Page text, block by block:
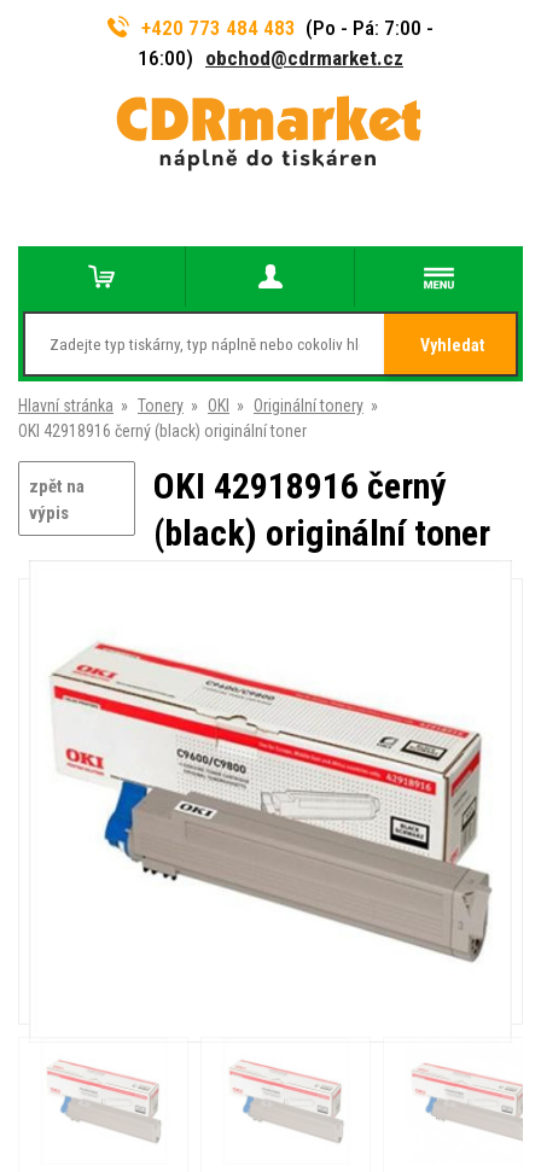
+420 773 484 483 (Po - Pá: 7:00 -
16:00) obchod@cdrmarket.cz
Vyhledat
Hlavní stránka » Tonery » OKI » Originální tonery »
OKI 42918916 černý (black) originální toner
zpět na
výpis
OKI 42918916 černý
(black) originální toner